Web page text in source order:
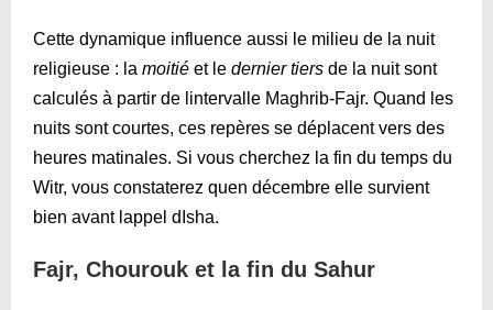
Cette dynamique influence aussi le milieu de la nuit
religieuse : la moitié et le dernier tiers de la nuit sont
calculés à partir de lintervalle Maghrib-Fajr. Quand les
nuits sont courtes, ces repères se déplacent vers des
heures matinales. Si vous cherchez la fin du temps du
Witr, vous constaterez quen décembre elle survient
bien avant lappel dIsha.
Fajr, Chourouk et la fin du Sahur